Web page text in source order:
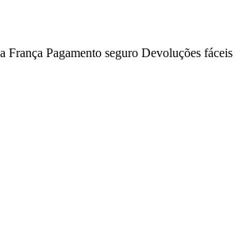
França Pagamento seguro Devoluções fáceis